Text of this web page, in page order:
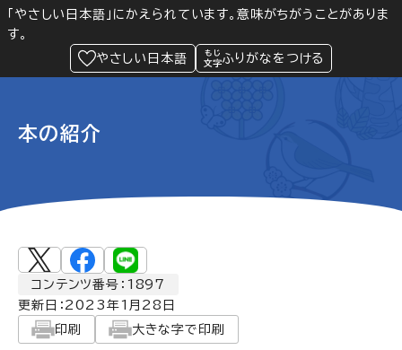
「やさしい日本語」にかえられています。意味がちがうことがありま
す。
やさしい日本語
ふりがなをつける
Language 閲覧支援
緊急情報
本の紹介
コンテンツ番号：1897
更新日： 2023年1月28日
印刷
大きな字で印刷